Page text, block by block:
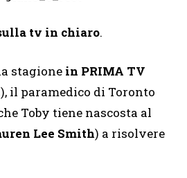
tv in chiaro.
stagione in PRIMA TV
il paramedico di Toronto
Toby tiene nascosta al
Lee Smith) a risolvere